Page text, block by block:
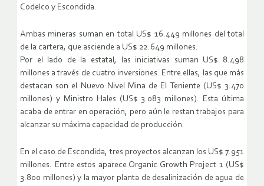
Codelco y Escondida.
Ambas mineras suman en total US$ 16.449 millones del total
de la cartera, que asciende a US$ 22.649 millones.
Por el lado de la estatal, las iniciativas suman US$ 8.498
millones a través de cuatro inversiones. Entre ellas, las que más
destacan son el Nuevo Nivel Mina de El Teniente (US$ 3.470
millones) y Ministro Hales (US$ 3.083 millones). Esta última
acaba de entrar en operación, pero aún le restan trabajos para
alcanzar su máxima capacidad de producción.
En el caso de Escondida, tres proyectos alcanzan los US$ 7.951
millones. Entre estos aparece Organic Growth Project 1 (US$
3.800 millones) y la mayor planta de desalinización de agua de